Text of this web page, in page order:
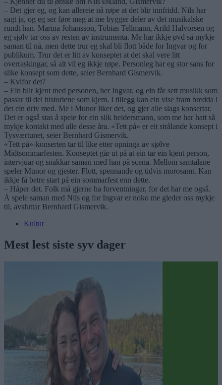
– Det gjer eg, og kan allereie nå røpe at det blir innfridd. Nils har
sagt ja, og eg ser føre meg at me bygger deler av det musikalske
rundt han. Marina Johansson, Tobias Tellmann, Arild Halvorsen og
eg sjølv tar oss av resten av instrumenta. Me har ikkje øvd så mykje
saman til nå, men dette trur eg skal bli flott både for Ingvar og for
publikum. Trur det er litt av konseptet at det skal vere litt
overraskingar, så alt vil eg ikkje røpe. Personleg har eg stor sans for
slike konsept som dette, seier Bernhard Gismervik.
– Kvifor det?
– Ein blir kjent med personen, her Ingvar, og ein får sett musikk som
passar til dei historiene som kjem. I tillegg kan ein vise fram bredda i
det ein driv med. Me i Munor liker det, og gjer alle slags konsertar.
Det er også stas å spele for ein slik heidersmann, som me har hatt så
mykje kontakt med alle desse åra. «Tett på» er eit strålande konsept i
Tysværtunet, seier Bernhard Gismervik.
«Tett på»-konserten tar til like etter opninga av sjølve
Midtsommarfesten. Konseptet går ut på at ein tar ein kjent person,
intervjuar og snakkar saman med han på scena. Mellom samtalane
speler Munor og gjester. Flott, spennande og tidvis morosamt. Kan
ikkje få betre start på ein sommarfest enn dette.
– Håper det. Folk må gjerne ha forventningar, for det har me også.
Å spele saman med Nils og for Ingvar er noko me gleder oss mykje
til, avsluttar Bernhard Gismervik.
Kultur
Mest lest siste syv dager